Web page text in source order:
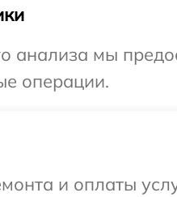
анализа мы
операции.
и оплаты